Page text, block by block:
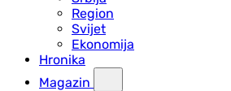
Region
Svijet
Ekonomija
Hronika
Magazin